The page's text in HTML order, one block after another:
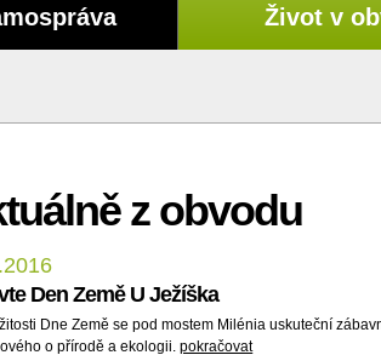
z obvodu
Den Země U Ježíška
Dne Země se pod mostem Milénia uskuteční
o přírodě a ekologii.pokračovat
Život v